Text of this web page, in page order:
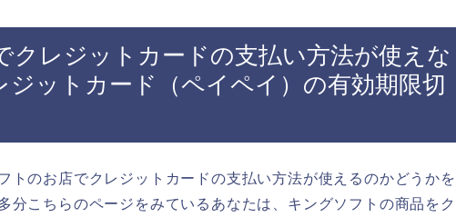
クレジットカードの支払い方法が使えな
ジットカード（ペイペイ）の有効期限切
トのお店でクレジットカードの支払い方法が使えるのかどうかを
分こちらのページをみているあなたは、キングソフトの商品をク